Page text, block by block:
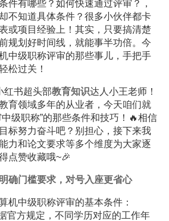
件有哪些？如何快速通过评审？，
不知道具体条件？很多小伙伴都卡
或项目经验上！其实，只要搞清楚
规划好时间线，就能事半功倍。今
中级职称评审的那些事儿，手把手
松过关！
红书超头部教育知识达人小王老师！
育领域多年的从业者，今天咱们就
级职称”的那些条件和技巧！🔥相信
标努力奋斗吧？别担心，接下来我
力和论文要求等多个维度为大家逐
点赞收藏哦~🎉
确门槛要求，对号入座更省心
机中级职称评审的基本条件：
官方规定，不同学历对应的工作年